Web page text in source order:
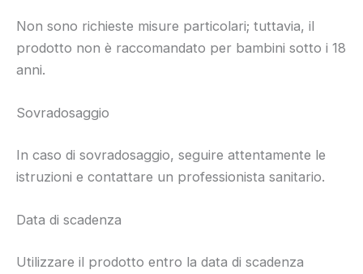
Non sono richieste misure particolari; tuttavia, il
prodotto non è raccomandato per bambini sotto i 18
anni.
Sovradosaggio
In caso di sovradosaggio, seguire attentamente le
istruzioni e contattare un professionista sanitario.
Data di scadenza
Utilizzare il prodotto entro la data di scadenza